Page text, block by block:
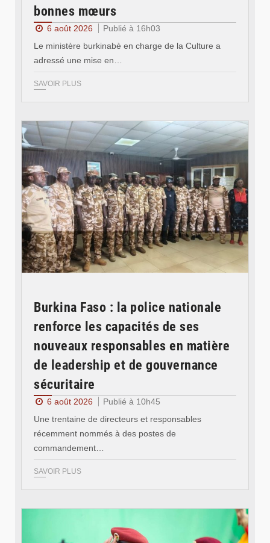
bonnes mœurs
6 août 2026
Publié à 16h03
Le ministère burkinabè en charge de la Culture a
adressé une mise en…
SAVOIR PLUS
Burkina Faso : la police nationale
renforce les capacités de ses
nouveaux responsables en matière
de leadership et de gouvernance
sécuritaire
6 août 2026
Publié à 10h45
Une trentaine de directeurs et responsables
récemment nommés à des postes de
commandement…
SAVOIR PLUS